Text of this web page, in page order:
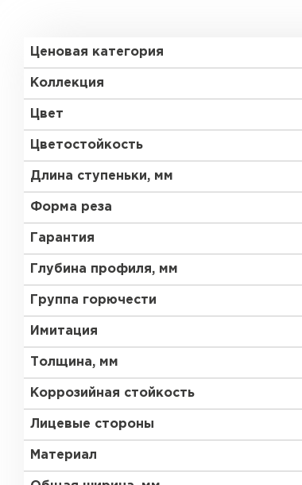
Ценовая категория
Коллекция
Цвет
Цветостойкость
Длина ступеньки, мм
Форма реза
Гарантия
Глубина профиля, мм
Группа горючести
Имитация
Толщина, мм
Коррозийная стойкость
Лицевые стороны
Материал